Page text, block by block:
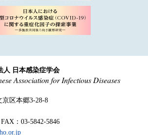
人 日本感染症学会
Association for Infectious Diseases
区本郷3-28-8
：03-5842-5846